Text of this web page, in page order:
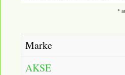
*
Marke
AKSE